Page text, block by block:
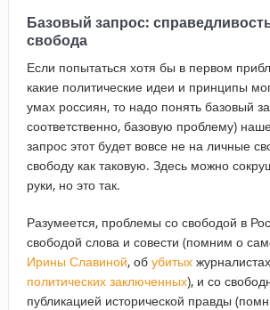
Базовый запрос:
свобода
Если попытаться хотя бы в первом
какие политические идеи и принципы
умах россиян, то надо понять базовый
соответственно, базовую проблему)
запрос этот будет вовсе не на личные
свободу как таковую. Здесь можно
руки, но это так.
Разумеется, проблемы со свободой в
свободой слова и совести (помним о
Ирины Славиной, об убитых
политических заключенных), и со
публикацией исторической правды